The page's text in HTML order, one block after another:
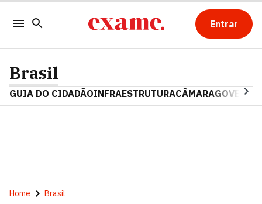
Entrar
Brasil
GUIA DO CIDADÃOINFRAESTRUTURACÂMARAGOVERNO
Home Brasil